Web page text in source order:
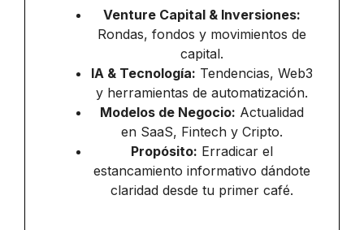
Venture Capital & Inversiones:
Rondas, fondos y movimientos de
capital.
IA & Tecnología: Tendencias, Web3
y herramientas de automatización.
Modelos de Negocio: Actualidad
en SaaS, Fintech y Cripto.
Propósito: Erradicar el
estancamiento informativo dándote
claridad desde tu primer café.